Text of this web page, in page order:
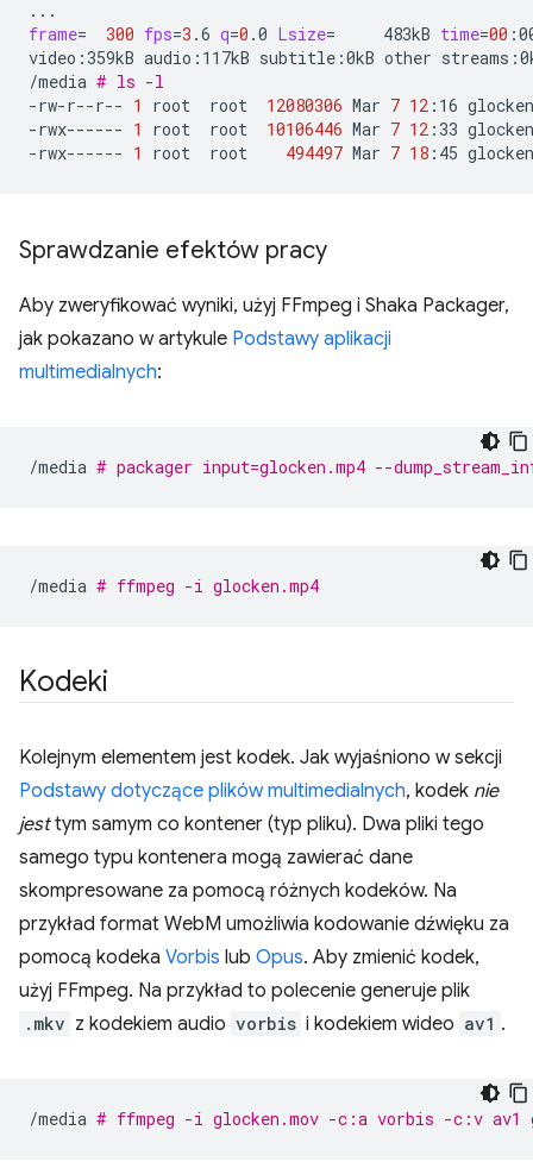
frame= 300 fps=3 .6 q=0 .0 Lsize= 483kB time=00
video:359kB audio:117kB subtitle:0kB other
/media # ls -l
-rw-r--r-- 1 root root 12080306 Mar 7 12 :16
-rwx------ 1 root root 10106446 Mar 7 12 :33
-rwx------ 1 root root 494497 Mar 7 18 :45
Sprawdzanie efektów pracy
Aby zweryfikować wyniki, użyj FFmpeg i Shaka Packager,
jak pokazano w artykule Podstawy aplikacji
multimedialnych:
/media # packager input=glocken.mp4 --
/media # ffmpeg -i glocken.mp4
Kodeki
Kolejnym elementem jest kodek. Jak wyjaśniono w sekcji
Podstawy dotyczące plików multimedialnych, kodek nie
jesttym samym co kontener (typ pliku). Dwa pliki tego
samego typu kontenera mogą zawierać dane
skompresowane za pomocą różnych kodeków. Na
przykład format WebM umożliwia kodowanie dźwięku za
pomocą kodeka Vorbis lub Opus. Aby zmienić kodek,
użyj FFmpeg. Na przykład to polecenie generuje plik
.mkv z kodekiem audio vorbis i kodekiem wideo av1 .
/media # ffmpeg -i glocken.mov -c:a vorbis -c:v av1